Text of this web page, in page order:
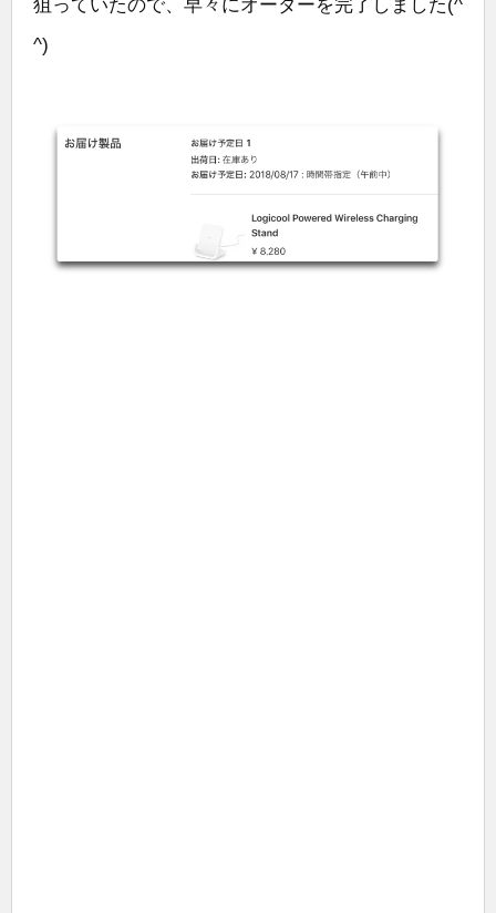
狙っていたので、早々にオーダーを完了しました(^
^)